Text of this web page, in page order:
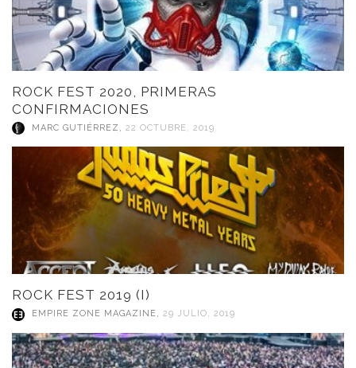
ROCK FEST 2020, PRIMERAS
CONFIRMACIONES
MARC GUTIÉRREZ , 22 OCTUBRE, 2019
ROCK FEST 2019 (I)
EMPIRE ZONE MAGAZINE, 29 JULIO, 2019